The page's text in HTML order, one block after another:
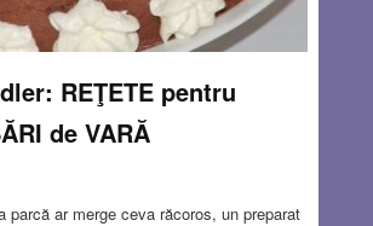
REŢETE pentru
de VARĂ
parcă ar merge ceva răcoros, un preparat